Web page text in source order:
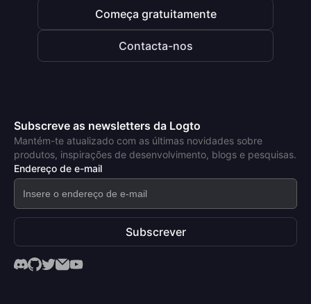
Começa gratuitamente
Contacta-nos
Subscreve as newsletters da Logto
Mantém-te atualizado com as últimas novidades sobre
produtos, inspirações de desenvolvimento, blogs e pesquisas.
Endereço de e-mail
Subscrever